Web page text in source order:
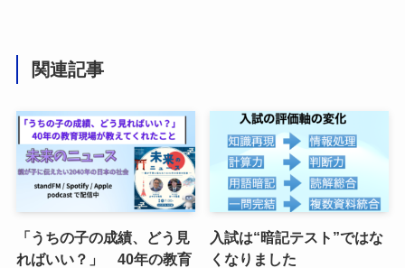
関連記事
「うちの子の成績、どう見
ればいい？」 40年の教育
入試は“暗記テスト”ではな
くなりました